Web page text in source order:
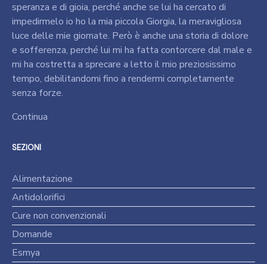
speranza e di gioia, perché anche se lui ha cercato di
impedirmelo io ho la mia piccola Giorgia, la meravigliosa
luce delle mie giornate. Però è anche una storia di dolore
e sofferenza, perché lui mi ha fatta contorcere dal male e
mi ha costretta a sprecare a letto il mio preziosissimo
tempo, debilitandomi fino a rendermi completamente
senza forze.
Continua
SEZIONI
Alimentazione
Antidolorifici
Cure non convenzionali
Domande
Esmya